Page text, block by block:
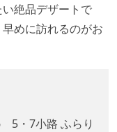
絶品デザートで
めに訪れるのがお
5・7小路 ふらり